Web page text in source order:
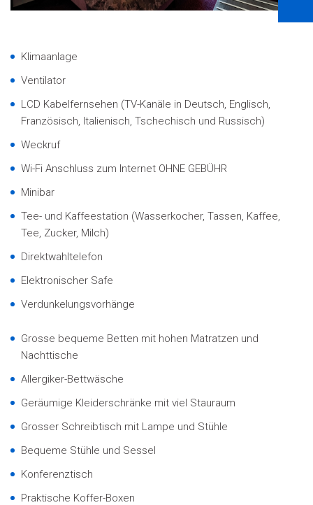
Klimaanlage
Ventilator
LCD Kabelfernsehen (TV-Kanäle in Deutsch, Englisch,
Französisch, Italienisch, Tschechisch und Russisch)
Weckruf
Wi-Fi Anschluss zum Internet OHNE GEBÜHR
Minibar
Tee- und Kaffeestation (Wasserkocher, Tassen, Kaffee,
Tee, Zucker, Milch)
Direktwahltelefon
Elektronischer Safe
Verdunkelungsvorhänge
Grosse bequeme Betten mit hohen Matratzen und
Nachttische
Allergiker-Bettwäsche
Geräumige Kleiderschränke mit viel Stauraum
Grosser Schreibtisch mit Lampe und Stühle
Bequeme Stühle und Sessel
Konferenztisch
Praktische Koffer-Boxen